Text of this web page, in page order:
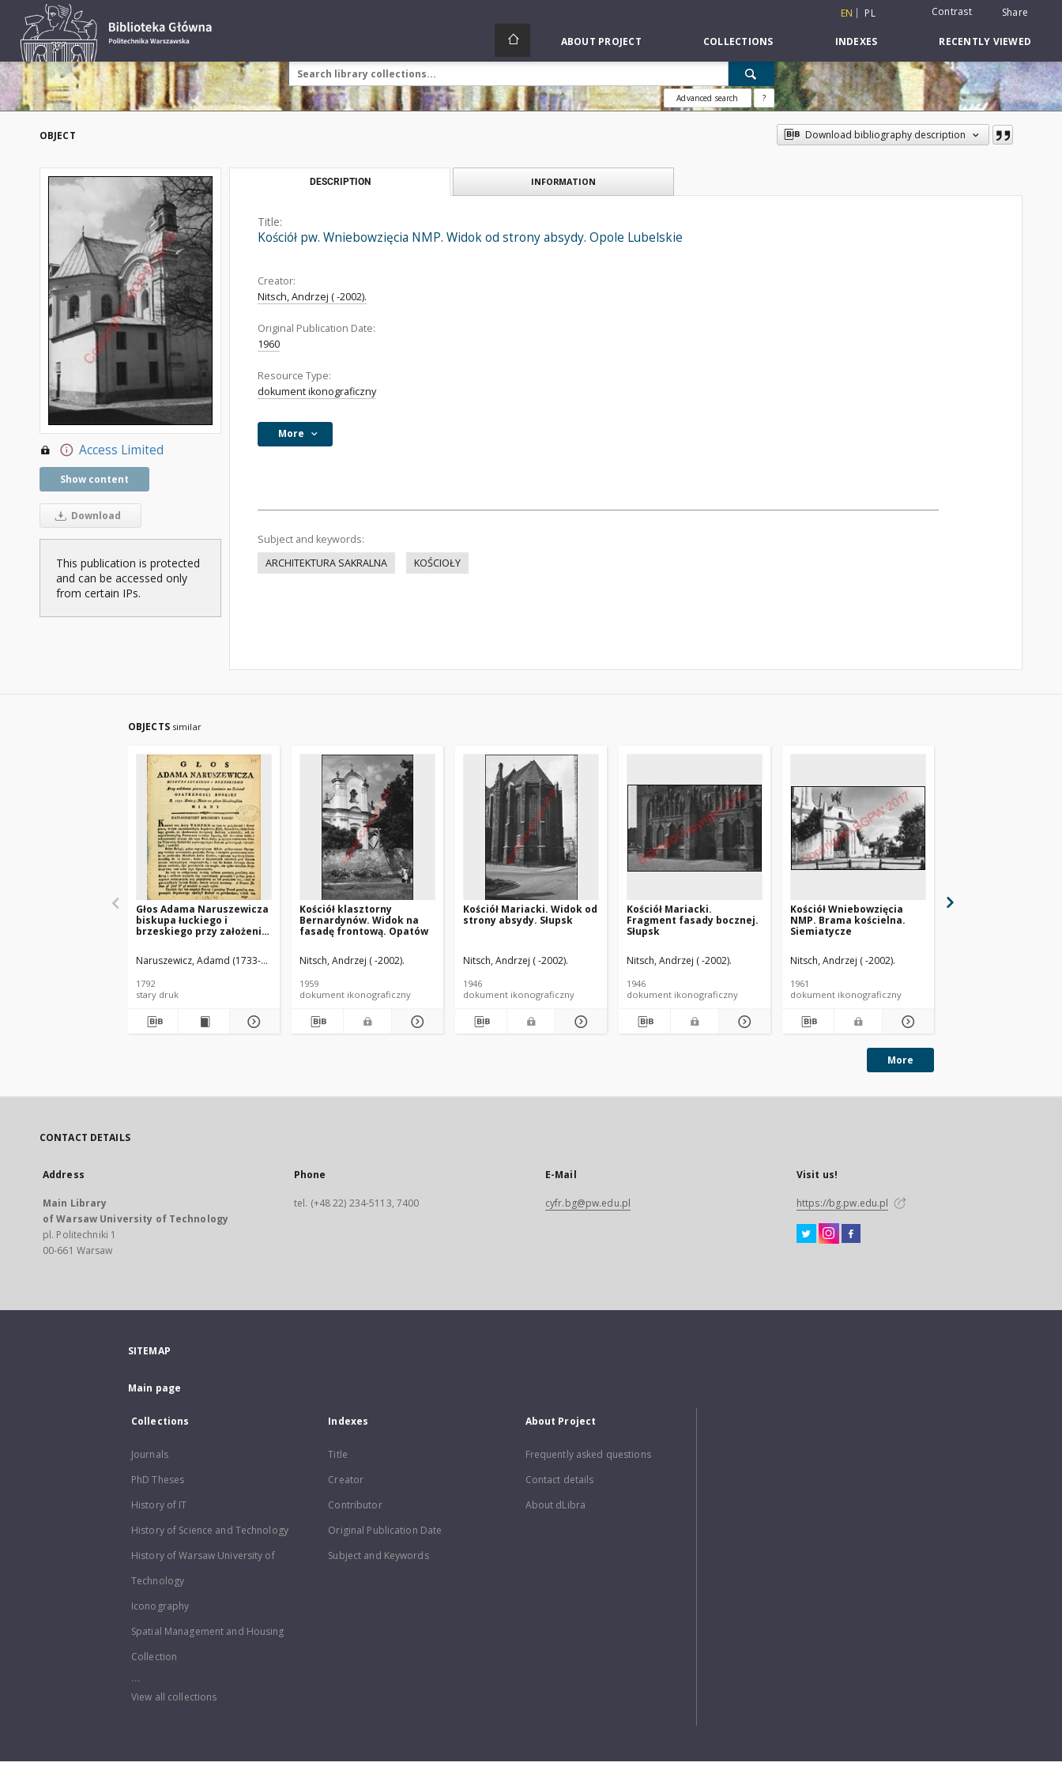
EN PL Contrast Share
ABOUT PROJECT COLLECTIONS INDEXES RECENTLY VIEWED
Advanced search ?
OBJECT Download bibliography description
Access Limited
Show content
Download
This publication is protected
and can be accessed only
from certain IPs.
DESCRIPTION INFORMATION
Title:
Kościół pw. Wniebowzięcia NMP. Widok od strony absydy. Opole Lubelskie
Creator:
Nitsch, Andrzej ( -2002).
Original Publication Date:
1960
Resource Type:
dokument ikonograficzny
More
Subject and keywords:
ARCHITEKTURA SAKRALNA
KOŚCIOŁY
OBJECTS similar
Głos Adama Naruszewicza
biskupa łuckiego i
brzeskiego przy założeniu
Kościół Opatrznosci
Boskiey r. 1792 dnia 3 maia
miany
Naruszewicz, Adamd (1733-1796)
1792
stary druk
Kościół klasztorny
Bernardynów. Widok na
fasadę frontową. Opatów
Nitsch, Andrzej ( -2002).
1959
dokument ikonograficzny
Kościół Mariacki. Widok od
strony absydy. Słupsk
Nitsch, Andrzej ( -2002).
1946
dokument ikonograficzny
Kościół Mariacki.
Fragment fasady bocznej.
Słupsk
Nitsch, Andrzej ( -2002).
1946
dokument ikonograficzny
Kościół Wniebowzięcia
NMP. Brama kościelna.
Siemiatycze
Nitsch, Andrzej ( -2002).
1961
dokument ikonograficzny
More
CONTACT DETAILS
Address
Main Library
of Warsaw University of Technology
pl. Politechniki 1
00-661 Warsaw
Phone
tel. (+48 22) 234-5113, 7400
E-Mail
cyfr.bg@pw.edu.pl
Visit us!
https://bg.pw.edu.pl
SITEMAP
Main page
Collections
Journals
PhD Theses
History of IT
History of Science and Technology
History of Warsaw University of
Technology
Iconography
Spatial Management and Housing
Collection
...
View all collections
Indexes
Title
Creator
Contributor
Original Publication Date
Subject and Keywords
About Project
Frequently asked questions
Contact details
About dLibra